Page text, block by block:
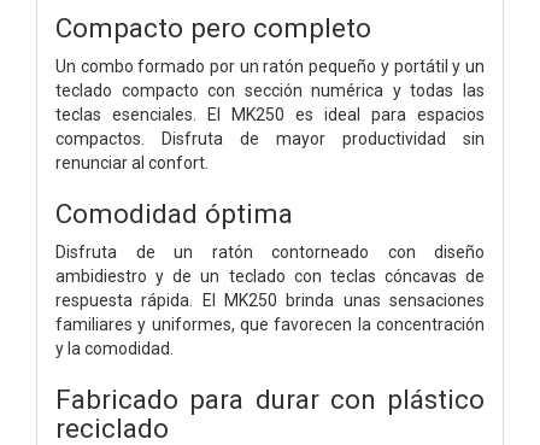
Compacto pero completo
Un combo formado por un ratón pequeño y portátil y un
teclado compacto con sección numérica y todas las
teclas esenciales. El MK250 es ideal para espacios
compactos. Disfruta de mayor productividad sin
renunciar al confort.
Comodidad óptima
Disfruta de un ratón contorneado con diseño
ambidiestro y de un teclado con teclas cóncavas de
respuesta rápida. El MK250 brinda unas sensaciones
familiares y uniformes, que favorecen la concentración
y la comodidad.
Fabricado para durar con plástico
reciclado